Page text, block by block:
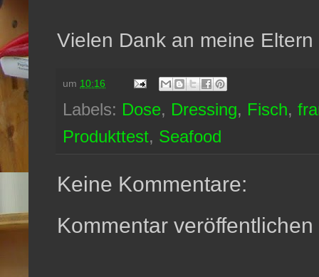
Vielen Dank an meine
um 10:16
Labels: Dose, Dressing, Fisch,
Produkttest, Seafood
Keine Kommentare:
Kommentar veröffentlichen